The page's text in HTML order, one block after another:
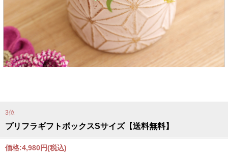
3位
プリフラギフトボックスSサイズ【送料無料】
価格:4,980円(税込)